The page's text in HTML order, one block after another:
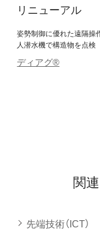
リニューアル
姿勢制御に優れた遠隔操
人潜水機で構造物を点検
ディアグ®
関
先端技術（ICT）